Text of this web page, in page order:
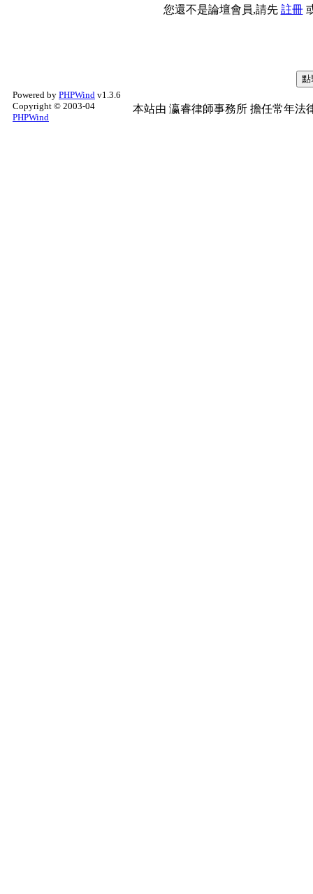
您還不是論壇會員,請先 註冊
Powered by PHPWind v1.3.6
Copyright © 2003-04
PHPWind
本站由 瀛睿律師事務所 擔任常年法